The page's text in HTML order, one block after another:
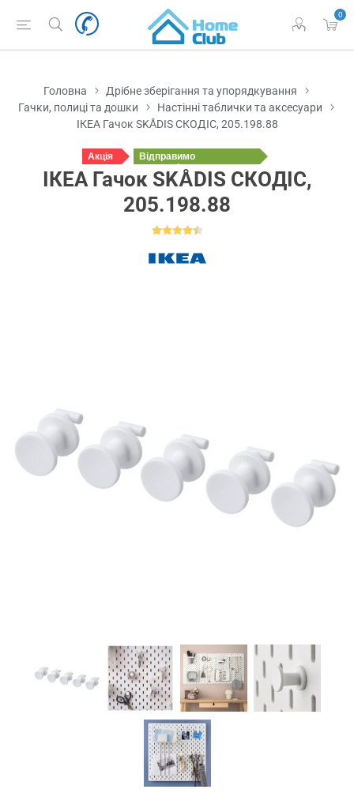
0
Головна
Дрібне зберігання та упорядкування
Гачки, полиці та дошки
Настінні таблички та аксесуари
ІКЕА Гачок SKÅDIS СКОДІС, 205.198.88
Акція
Відправимо
сьогодні
ІКЕА Гачок SKÅDIS СКОДІС,
205.198.88